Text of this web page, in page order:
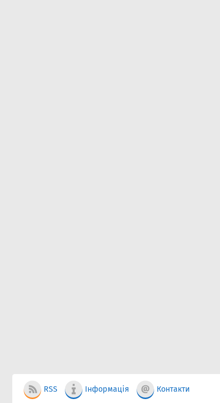
RSS Інформація Контакти